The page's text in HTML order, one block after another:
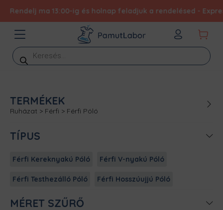
ma 13:00-ig és holnap feladjuk a rendelésed - Expressz
Products
search
TERMÉKEK
Ruházat > Férfi > Férfi Póló
TÍPUS
Férfi Kereknyakú Póló Férfi V-nyakú Póló
Férfi Testhezálló Póló Férfi Hosszúujjú Póló
MÉRET SZŰRŐ